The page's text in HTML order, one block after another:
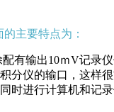
主要特点为：
有输出10ｍV记录
分仪的输口，这样
时进行计算机和记